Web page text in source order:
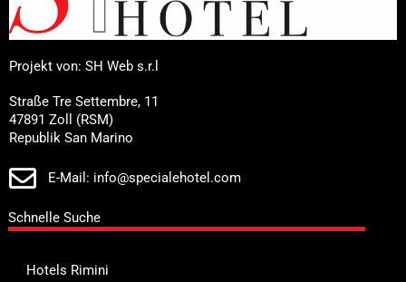
Projekt von: SH Web s.r.l
Straße Tre Settembre, 11
47891 Zoll (RSM)
Republik San Marino
E-Mail: info@specialehotel.com
Schnelle Suche
Hotels Rimini